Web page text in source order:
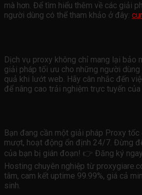
mà hơn. Để tìm hiểu thêm về các giải
người dùng có thể tham khảo ở đây:
Dịch vụ proxy không chỉ mang lại bảo
giải pháp tối ưu cho những người
quả khi lướt web. Hãy cân nhắc đến
để nâng cao trải nghiệm trực tuyến của
Bạn đang cần một giải pháp Proxy
mượt, hoạt động ổn định 24/7. Đừng
của bạn bị gián đoạn! 👉 Đăng ký
Hosting chuyên nghiệp từ
tâm, cam kết uptime 99.99%, giá cả
sinh.